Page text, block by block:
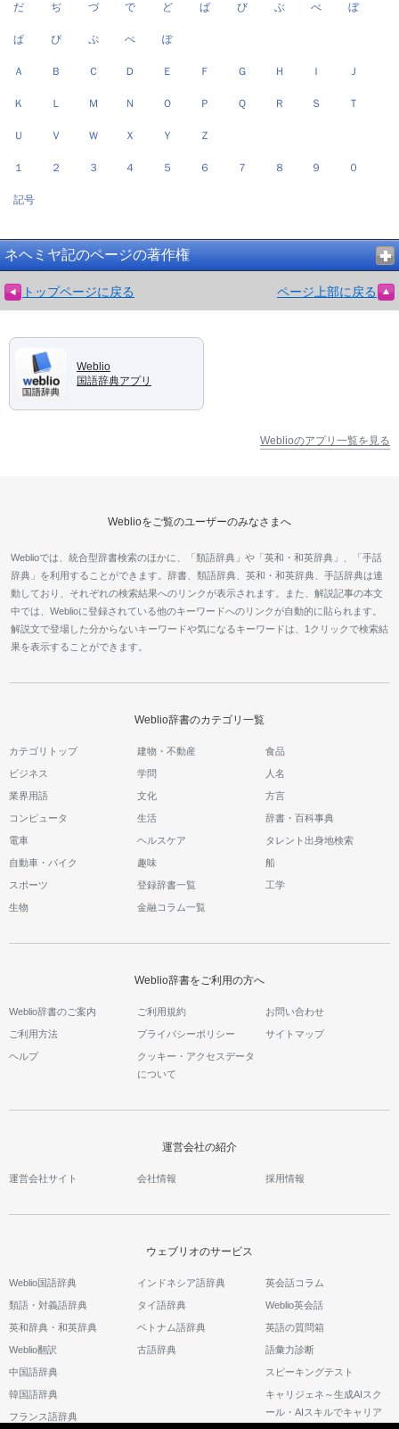
だ ぢ づ で ど ば び ぶ べ ぼ
ぱ ぴ ぷ ぺ ぽ
Ａ Ｂ Ｃ Ｄ Ｅ Ｆ Ｇ Ｈ Ｉ Ｊ
Ｋ Ｌ Ｍ Ｎ Ｏ Ｐ Ｑ Ｒ Ｓ Ｔ
Ｕ Ｖ Ｗ Ｘ Ｙ Ｚ
１ ２ ３ ４ ５ ６ ７ ８ ９ ０
記号
ネヘミヤ記のページの著作権
トップページに戻る ページ上部に戻る
Weblio
国語辞典アプリ
Weblioのアプリ一覧を見る
Weblioをご覧のユーザーのみなさまへ
Weblioでは、統合型辞書検索のほかに、「類語辞典」や「英和・和英辞典」、「手話
辞典」を利用することができます。辞書、類語辞典、英和・和英辞典、手話辞典は連
動しており、それぞれの検索結果へのリンクが表示されます。また、解説記事の本文
中では、Weblioに登録されている他のキーワードへのリンクが自動的に貼られます。
解説文で登場した分からないキーワードや気になるキーワードは、1クリックで検索結
果を表示することができます。
Weblio辞書のカテゴリ一覧
カテゴリトップ 建物・不動産 食品
ビジネス 学問 人名
業界用語 文化 方言
コンピュータ 生活 辞書・百科事典
電車 ヘルスケア タレント出身地検索
自動車・バイク 趣味 船
スポーツ 登録辞書一覧 工学
生物 金融コラム一覧
Weblio辞書をご利用の方へ
Weblio辞書のご案内 ご利用規約 お問い合わせ
ご利用方法 プライバシーポリシー サイトマップ
ヘルプ
クッキー・アクセスデータ
について
運営会社の紹介
運営会社サイト 会社情報 採用情報
ウェブリオのサービス
Weblio国語辞典
類語・対義語辞典
英和辞典・和英辞典
Weblio翻訳
中国語辞典
韓国語辞典
フランス語辞典
インドネシア語辞典
タイ語辞典
ベトナム語辞典
古語辞典
英会話コラム
Weblio英会話
英語の質問箱
語彙力診断
スピーキングテスト
キャリジェネ～生成AIスク
ール・AIスキルでキャリア